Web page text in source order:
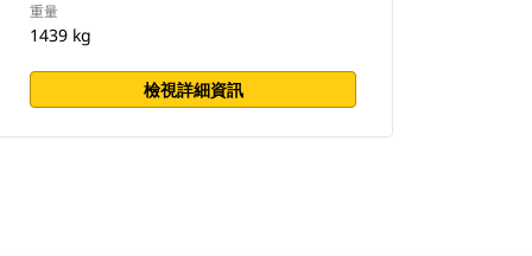
重量
1439 kg
檢視詳細資訊